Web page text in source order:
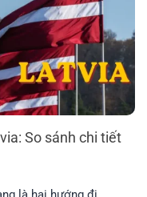
So sánh chi tiết